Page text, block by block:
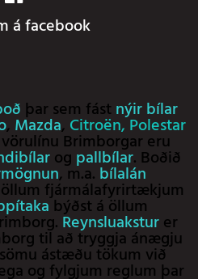
á facebook
þar sem fást nýir bílar
, Mazda, Citroën,Polestar
Brimborgar eru
og pallbílar. Boðið
, m.a. bílalán
fjármálafyrirtækjum
býðst á öllum
Reynsluaksturer
til að tryggja ánægju
ástæðu tökum við
og fylgjum reglum þar